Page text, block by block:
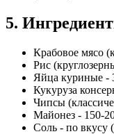
5.
Крабовое мясо
Рис
Яйца куриные -
Кукуруза
Чипсы
Майонез - 150-
Соль - по вкусу